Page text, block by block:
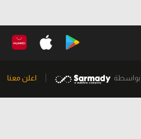
بواسطة اعلن معنا